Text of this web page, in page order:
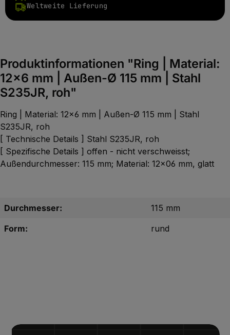
Weltweite Lieferung
Produktinformationen "Ring | Material:
12x6 mm | Außen-Ø 115 mm | Stahl
S235JR, roh"
Ring | Material: 12x6 mm | Außen-Ø 115 mm | Stahl
S235JR, roh
[ Technische Details ] Stahl S235JR, roh
[ Spezifische Details ] offen - nicht verschweisst;
Außendurchmesser: 115 mm; Material: 12x06 mm, glatt
Durchmesser:
115 mm
Form:
rund